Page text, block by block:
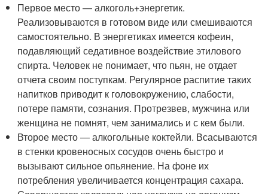
Первое место — алкоголь+энергетик.
Реализовываются в готовом виде или смешиваются
самостоятельно. В энергетиках имеется кофеин,
подавляющий седативное воздействие этилового
спирта. Человек не понимает, что пьян, не отдает
отчета своим поступкам. Регулярное распитие таких
напитков приводит к головокружению, слабости,
потере памяти, сознания. Протрезвев, мужчина или
женщина не помнят, чем занимались и с кем были.
Второе место — алкогольные коктейли. Всасываются
в стенки кровеносных сосудов очень быстро и
вызывают сильное опьянение. На фоне их
потребления увеличивается концентрация сахара.